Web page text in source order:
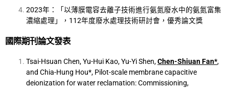
2023年：「以薄膜電容去離子技術進行氨氮廢水中的氨氮富集
濃縮處理」，112年度廢水處理技術研討會，優秀論文獎
國際期刊論文發表
Tsai-Hsuan Chen, Yu-Hui Kao, Yu-Yi Shen,Chen-Shiuan Fan*,
and Chia-Hung Hou*, Pilot-scale membrane capacitive
deionization for water reclamation: Commissioning,